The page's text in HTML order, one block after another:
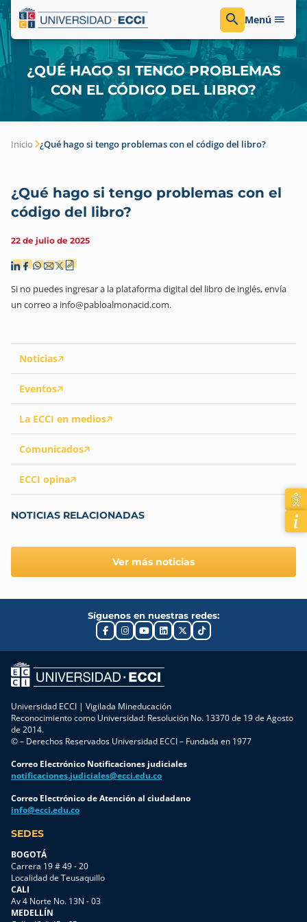
Menú
¿QUÉ HAGO SI TENGO PROBLEMAS
CON EL CÓDIGO DEL LIBRO?
Inicio ¿Qué hago si tengo problemas con el código del libro?
Noticias
Eventos
La ECCI en medios
Comunicados
ECCI opina
NOTICIAS RELACIONADAS
Ver más noticias
¿Qué hago si tengo problemas con el
código del libro?
22 de julio de 2025
Si no puedes ingresar a la plataforma digital del libro de inglés, envía
un correo a info@pabloalmonacid.com.
Síguenos en nuestras redes:
Universidad ECCI | Vigilada Mineducación
Reconocimiento como Universidad: Resolución No. 13370 de 19 de Agosto
de 2014.
© – Derechos Reservados Universidad ECCI – Fundada en 1977
Correo Electrónico Notificaciones judiciales
notificaciones.judiciales@ecci.edu.co
Correo Electrónico de Atención al ciudadano
info@ecci.edu.co
SEDES
BOGOTÁ
Carrera 19 # 49 - 20
Localidad de Teusaquillo
CALI
Av 4 Norte No. 13N - 03
MEDELLÍN